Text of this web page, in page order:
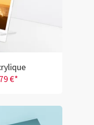
€*